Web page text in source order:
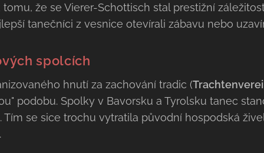
že se Vierer-Schottisch stal prestižní
tanečníci z vesnice otevírali zábavu nebo
spolcích
hnutí za zachování tradic (
podobu. Spolky v Bavorsku a Tyrolsku tanec
se sice trochu vytratila původní hospodská